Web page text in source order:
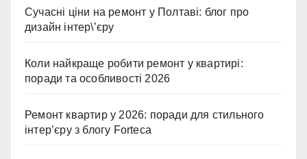
Сучасні ціни на ремонт у Полтаві: блог про
дизайн інтер\’єру
Коли найкраще робити ремонт у квартирі:
поради та особливості 2026
Ремонт квартир у 2026: поради для стильного
інтер’єру з блогу Forteca